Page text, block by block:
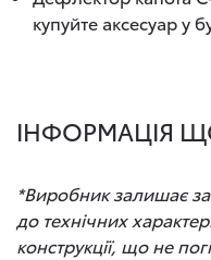
купуйте аксесуар у
ІНФОРМАЦІЯ
*Виробник залишає
до технічних
конструкції, що не